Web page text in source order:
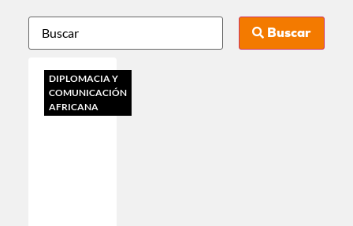
Buscar
DIPLOMACIA Y
COMUNICACIÓN
AFRICANA